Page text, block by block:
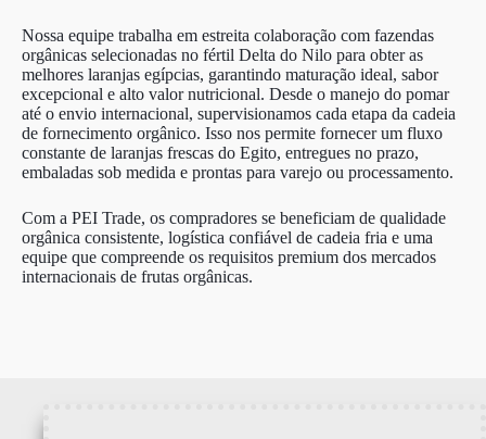
Nossa equipe trabalha em estreita colaboração com fazendas
orgânicas selecionadas no fértil Delta do Nilo para obter as
melhores laranjas egípcias, garantindo maturação ideal, sabor
excepcional e alto valor nutricional. Desde o manejo do pomar
até o envio internacional, supervisionamos cada etapa da cadeia
de fornecimento orgânico. Isso nos permite fornecer um fluxo
constante de laranjas frescas do Egito, entregues no prazo,
embaladas sob medida e prontas para varejo ou processamento.
Com a PEI Trade, os compradores se beneficiam de qualidade
orgânica consistente, logística confiável de cadeia fria e uma
equipe que compreende os requisitos premium dos mercados
internacionais de frutas orgânicas.